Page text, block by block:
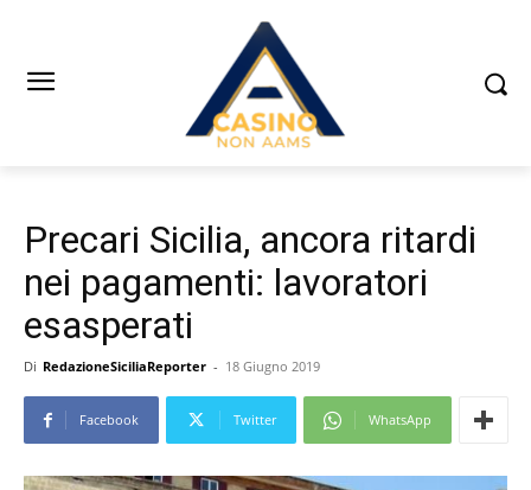
Precari Sicilia, ancora ritardi
nei pagamenti: lavoratori
esasperati
Di RedazioneSiciliaReporter - 18 Giugno 2019
Facebook Twitter WhatsApp